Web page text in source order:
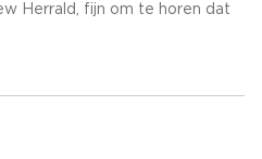
Herrald, fijn om te horen dat